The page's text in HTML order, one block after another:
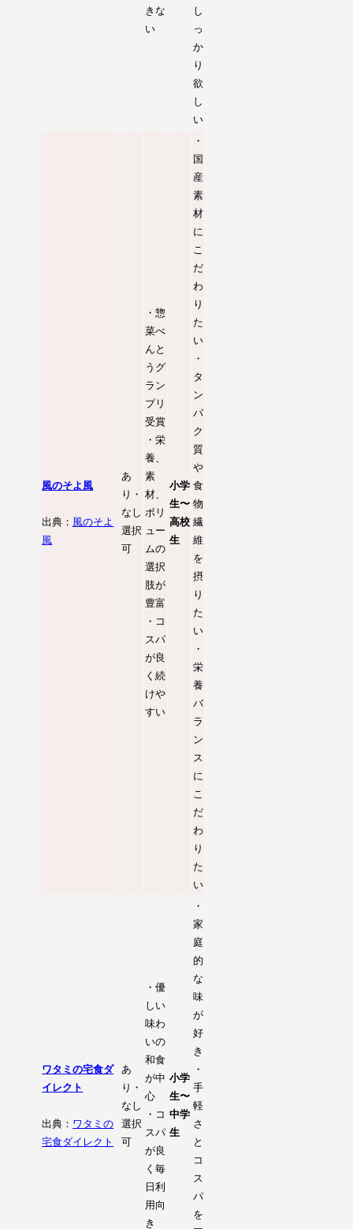
きな
い
し
っ
か
り
欲
し
い
風のそよ風
出典： 風のそよ
風
あ
り・
なし
選択
可
・惣
菜べ
んと
うグ
ラン
プリ
受賞
・栄
養、
素
材、
ボリ
ュー
ムの
選択
肢が
豊富
・コ
スパ
が良
く続
けや
すい
小学
生〜
高校
生
・
国
産
素
材
に
こ
だ
わ
り
た
い
・
タ
ン
パ
ク
質
や
食
物
繊
維
を
摂
り
た
い
・
栄
養
バ
ラ
ン
ス
に
こ
だ
わ
り
た
い
ワタミの宅食ダ
イレクト
出典： ワタミの
宅食ダイレクト
あ
り・
なし
選択
可
・優
しい
味わ
いの
和食
が中
心
・コ
スパ
が良
く毎
日利
用向
き
小学
生〜
中学
生
・
家
庭
的
な
味
が
好
き
・
手
軽
さ
と
コ
ス
パ
を